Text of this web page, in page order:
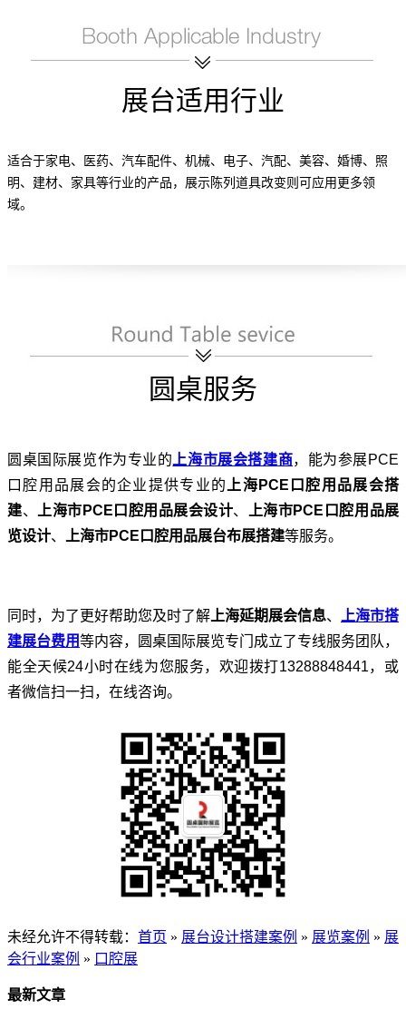
展台适用行业
适合于家电、医药、汽车配件、机械、电子、汽配、美容、婚博、照
明、建材、家具等行业的产品，展示陈列道具改变则可应用更多领
域。
圆桌服务
圆桌国际展览作为专业的 上海市展会搭建商，能为参展PCE
口腔用品展会的企业提供专业的 上海PCE口腔用品展会搭
建、 上海市PCE口腔用品展会设计、
上海市PCE口腔用品展
览设计、 上海市PCE口腔用品展台布展搭建等服务。
同时，为了更好帮助您及时了解 上海延期展会信息、
上海市搭
建展台费用等内容，圆桌国际展览专门成立了专线服务团队，
能全天候24小时在线为您服务，欢迎拨打13288848441，或
者微信扫一扫，在线咨询。
未经允许不得转载： 首页 » 展台设计搭建案例 » 展览案例 » 展
会行业案例 » 口腔展
最新文章